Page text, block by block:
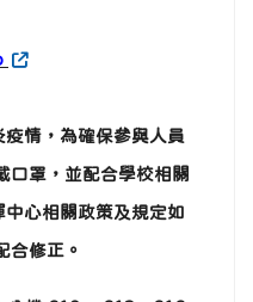
情，為確保參與人員
口罩，並配合學校相關
心相關政策及規定如
合修正。